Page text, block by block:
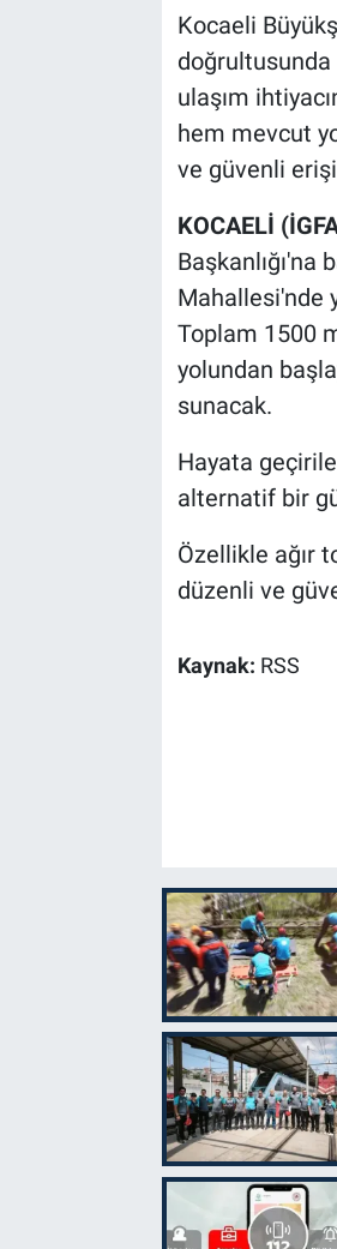
Kocaeli
doğrultusunda
ulaşım
hem mevcut
ve güvenli
KOCAELİ
Başkanlığı'na
Mahallesi'nde
Toplam 1500
yolundan
sunacak.
Hayata
alternatif bir
Özellikle ağır
düzenli ve
Kaynak: RSS